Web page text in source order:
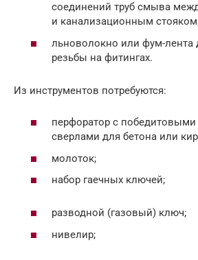
соединений труб смыва
и канализационным
льноволокно или фум-лента
резьбы на фитингах.
Из инструментов потребуются:
перфоратор с
сверлами для бетона или
молоток;
набор гаечных ключей;
разводной (газовый) ключ;
нивелир;